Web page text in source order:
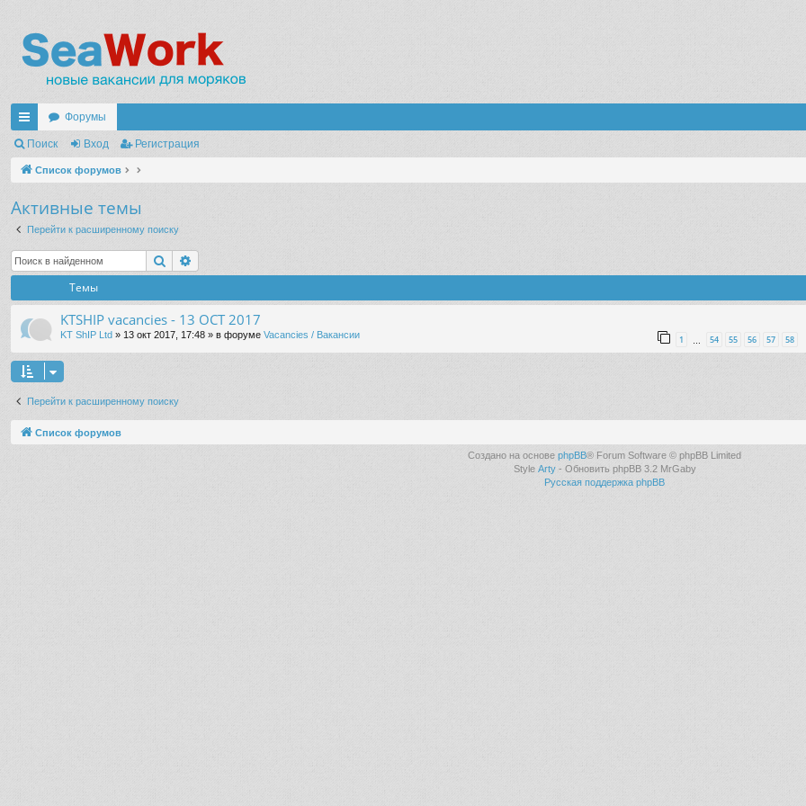
с
ы
и
Форумы
Поиск Вход Регистрация
Список форумов
Активные темы
Перейти к расширенному поиску
Поиск
Темы
KTSHIP vacancies - 13 OCT 2017
KT ShIP Ltd » 13 окт 2017, 17:48 » в форуме Vacancies / Вакансии 1 54 55 56 57 58
Перейти к расширенному поиску
Список форумов
Создано на основе phpBB® Forum Software © phpBB Limited
Style Arty- Обновить phpBB 3.2 MrGaby
Русская поддержка phpBB